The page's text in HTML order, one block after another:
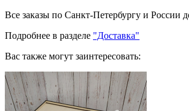
Все заказы по Санкт-Петербургу и России
Подробнее в разделе "Доставка"
Вас также могут заинтересовать: